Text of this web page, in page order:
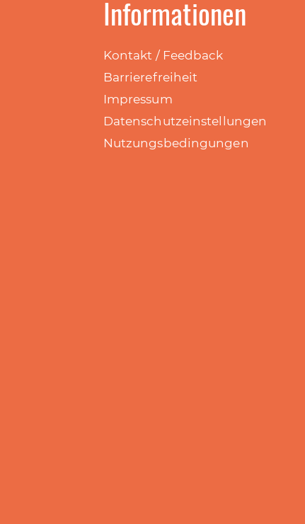
Informationen
Kontakt / Feedback
Barrierefreiheit
Impressum
Datenschutzeinstellungen
Nutzungsbedingungen